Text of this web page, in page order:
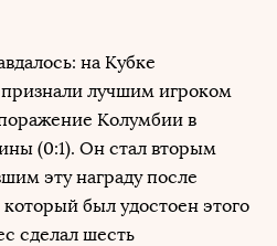
на Кубке
лучшим игроком
Колумбии в
(0:1). Он стал вторым
эту награду после
был удостоен этого
сделал шесть